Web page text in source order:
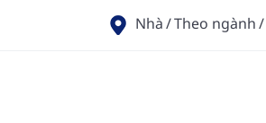
Nhà Theo ngành